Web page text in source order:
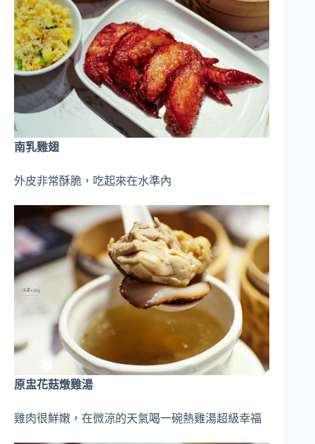
南乳雞翅
外皮非常酥脆，吃起來在水準內
原盅花菇燉雞湯
雞肉很鮮嫩，在微涼的天氣喝一碗熱雞湯超級幸福